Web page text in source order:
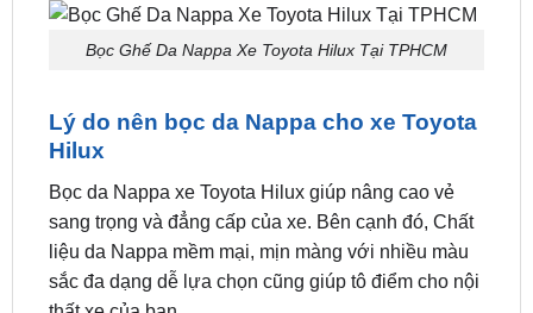
Lý do nên bọc da Nappa cho xe Toyota
Bọc da Nappa xe Toyota Hilux giúp nâng cao vẻ
sang trọng và đẳng cấp của xe. Bên cạnh đó, Chất
liệu da Nappa mềm mại, mịn màng với nhiều màu
sắc đa dạng dễ lựa chọn cũng giúp tô điểm cho nội
thất xe của bạn.
Da Nappa có độ thoáng khí tốt, ngăn mùi, giảm sự